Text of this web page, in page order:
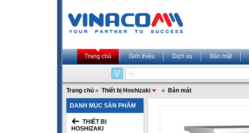
Trang chủ Giới thiệu Dịch vụ Bảo mật
Trang chủ » Thiết bị Hoshizaki » Bàn mát
DANH MỤC SẢN PHẨM
THIẾT BỊ
HOSHIZAKI